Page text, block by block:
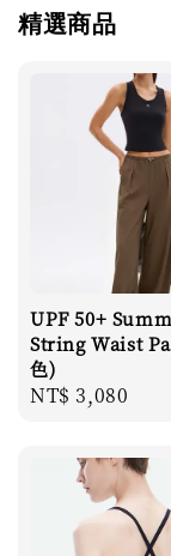
精選商品
UPF 50+
String Waist
色)
Regular
NT$ 3,080